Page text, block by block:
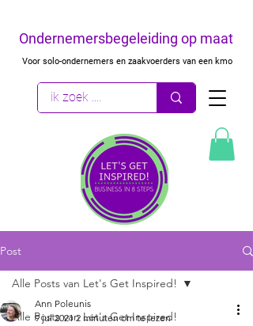
Ondernemersbegeleiding op maat
Voor solo-ondernemers en zaakvoerders van een kmo
Post
Alle Posts van Let's Get Inspired!
Alle Posts van Let's Get Inspired!
Ann Poleunis
9 jul 2021 2 minuten om te lezen